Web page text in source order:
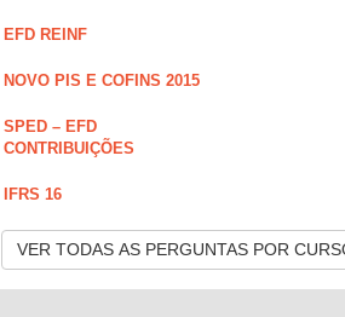
EFD REINF
NOVO PIS E COFINS 2015
SPED – EFD
CONTRIBUIÇÕES
IFRS 16
VER TODAS AS PERGUNTAS POR